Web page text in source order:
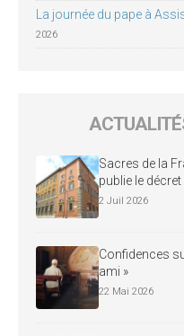
La journée du pape à
2026
Sacres de la
publie le
2 Juil 2026
Confidences
ami »
22 Mai 2026